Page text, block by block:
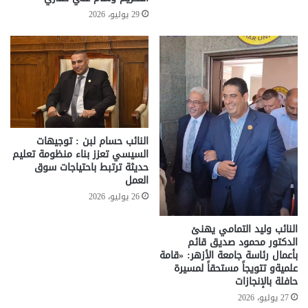
29 يوليو، 2026
النائب وليد التمامي يهنئ
الدكتور محمود صديق قائم
بأعمال رئاسة جامعة الأزهر: «قامة
علميةو تتويجاً مستحقاً لمسيرة
حافلة بالإنجازات
27 يوليو، 2026
النائب حسام لبن : توجيهات
السيسي تعزز بناء منظومة تعليم
حديثة ترتبط باحتياجات سوق
العمل
26 يوليو، 2026